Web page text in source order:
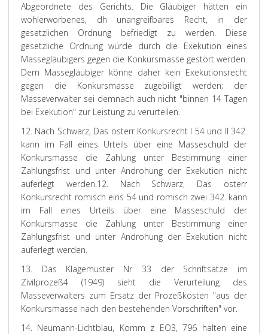
Abgeordnete des Gerichts. Die Gläubiger hätten ein
wohlerworbenes, dh unangreifbares Recht, in der
gesetzlichen Ordnung befriedigt zu werden. Diese
gesetzliche Ordnung würde durch die Exekution eines
Massegläubigers gegen die Konkursmasse gestört werden.
Dem Massegläubiger könne daher kein Exekutionsrecht
gegen die Konkursmasse zugebilligt werden; der
Masseverwalter sei demnach auch nicht "binnen 14 Tagen
bei Exekution" zur Leistung zu verurteilen.
12. Nach Schwarz, Das österr Konkursrecht I 54 und II 342.
kann im Fall eines Urteils über eine Masseschuld der
Konkursmasse die Zahlung unter Bestimmung einer
Zahlungsfrist und unter Androhung der Exekution nicht
auferlegt werden.12. Nach Schwarz, Das österr
Konkursrecht römisch eins 54 und römisch zwei 342. kann
im Fall eines Urteils über eine Masseschuld der
Konkursmasse die Zahlung unter Bestimmung einer
Zahlungsfrist und unter Androhung der Exekution nicht
auferlegt werden.
13. Das Klagemuster Nr 33 der Schriftsätze im
Zivilprozeß4 (1949) sieht die Verurteilung des
Masseverwalters zum Ersatz der Prozeßkosten "aus der
Konkursmasse nach den bestehenden Vorschriften" vor.
14. Neumann-Lichtblau, Komm z EO3, 796 halten eine